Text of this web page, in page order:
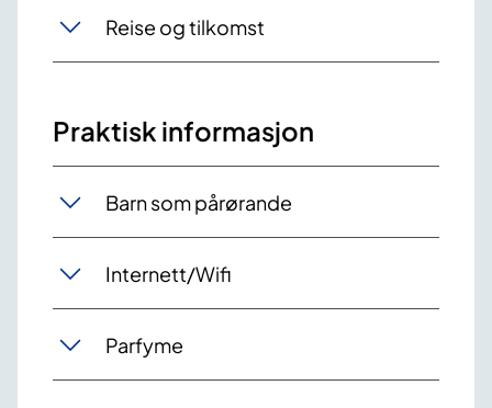
Reise og tilkomst
Praktisk informasjon
Barn som pårørande
Internett/Wifi
Parfyme